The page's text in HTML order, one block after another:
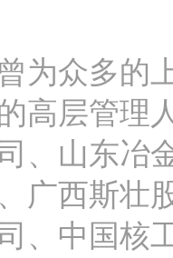
众多的上
高层管理
、山东冶
广西斯壮
、中国核